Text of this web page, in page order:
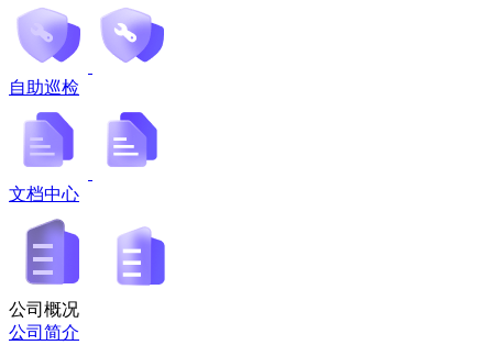
自助巡检
文档中心
公司概况
公司简介